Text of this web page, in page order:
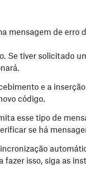
mensagem de erro
Se tiver solicitado
e a
código.
esse tipo de
se há
isso, siga as